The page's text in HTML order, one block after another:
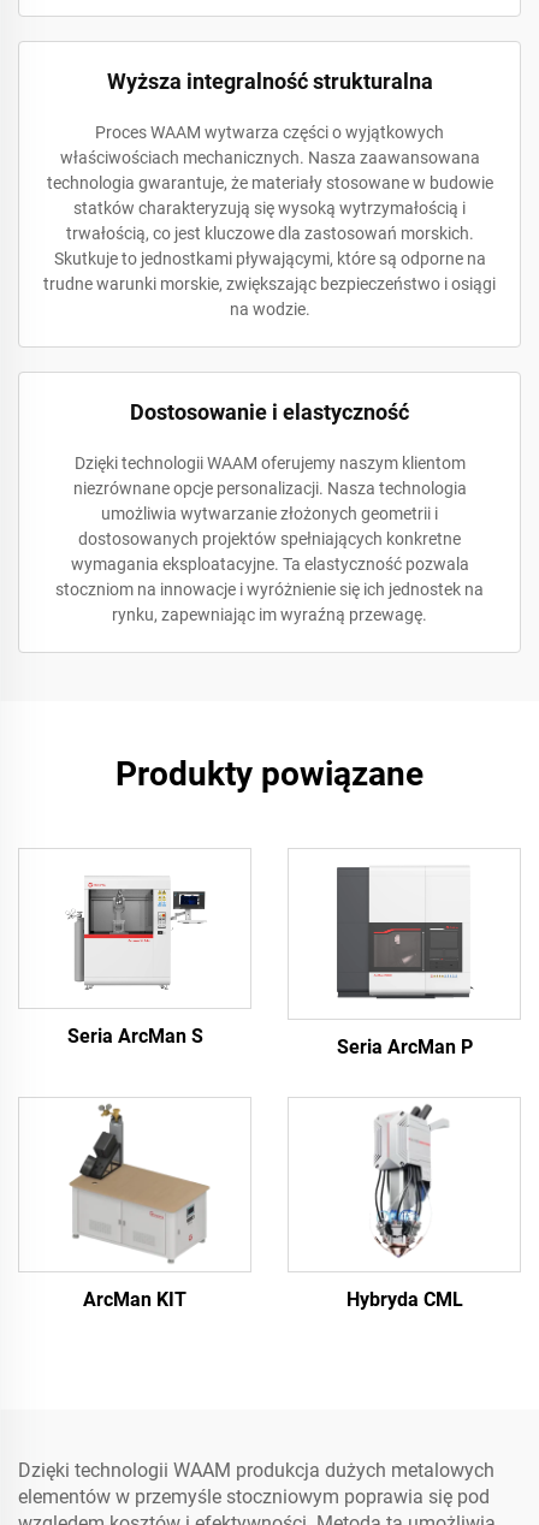
Wyższa integralność strukturalna
Proces WAAM wytwarza części o wyjątkowych
właściwościach mechanicznych. Nasza zaawansowana
technologia gwarantuje, że materiały stosowane w budowie
statków charakteryzują się wysoką wytrzymałością i
trwałością, co jest kluczowe dla zastosowań morskich.
Skutkuje to jednostkami pływającymi, które są odporne na
trudne warunki morskie, zwiększając bezpieczeństwo i osiągi
na wodzie.
Dostosowanie i elastyczność
Dzięki technologii WAAM oferujemy naszym klientom
niezrównane opcje personalizacji. Nasza technologia
umożliwia wytwarzanie złożonych geometrii i
dostosowanych projektów spełniających konkretne
wymagania eksploatacyjne. Ta elastyczność pozwala
stoczniom na innowacje i wyróżnienie się ich jednostek na
rynku, zapewniając im wyraźną przewagę.
Produkty powiązane
Seria ArcMan S Seria ArcMan P
ArcMan KIT Hybryda CML
Dzięki technologii WAAM produkcja dużych metalowych
elementów w przemyśle stoczniowym poprawia się pod